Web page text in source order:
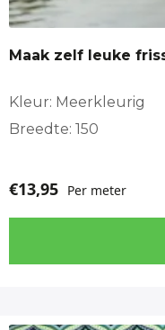
Maak zelf leuke
Kleur: Meerkleurig
Breedte: 150
€13,95 Per meter